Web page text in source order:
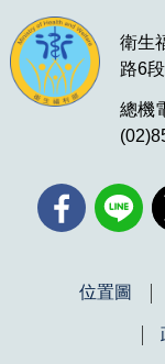
衛生
路6
總機
位置圖